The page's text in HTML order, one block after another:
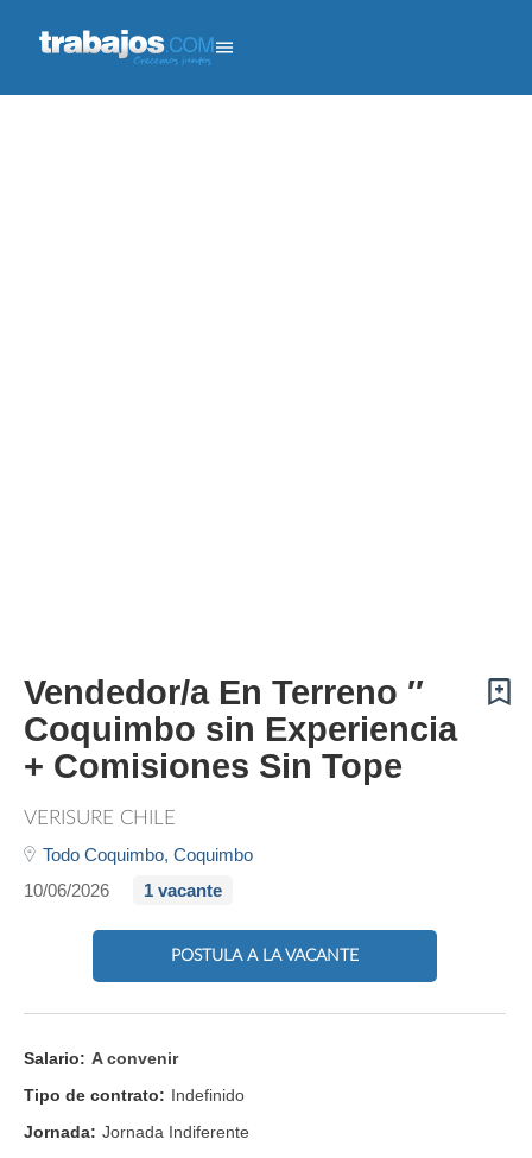
Vendedor/a En Terreno ″
Coquimbo sin Experiencia
+ Comisiones Sin Tope
VERISURE CHILE
Todo Coquimbo, Coquimbo
10/06/2026
1 vacante
POSTULA A LA VACANTE
Salario: A convenir
Tipo de contrato: Indefinido
Jornada: Jornada Indiferente